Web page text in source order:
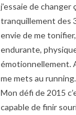
j’essaie de changer
tranquillement des
envie de me
endurante,
émotionnellement.
me mets au running.
Mon défi de 2015
capable de finir